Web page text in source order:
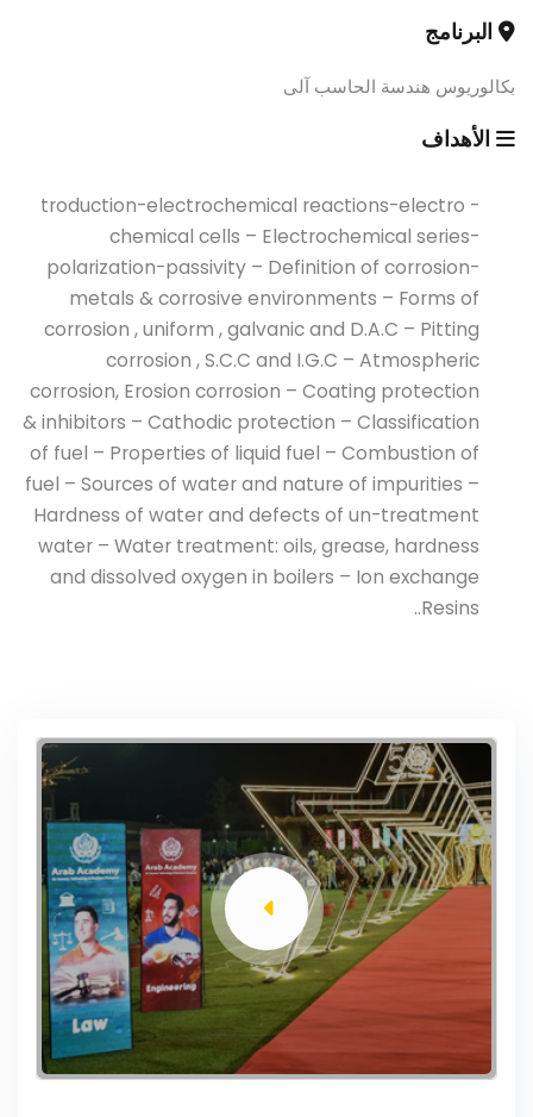
البرنامج
بكالوريوس هندسة الحاسب آلى
الأهداف
- troduction-electrochemical reactions-electro
chemical cells – Electrochemical series-
polarization-passivity – Definition of corrosion-
metals & corrosive environments – Forms of
corrosion , uniform , galvanic and D.A.C – Pitting
corrosion , S.C.C and I.G.C – Atmospheric
corrosion, Erosion corrosion – Coating protection
& inhibitors – Cathodic protection – Classification
of fuel – Properties of liquid fuel – Combustion of
fuel – Sources of water and nature of impurities –
Hardness of water and defects of un-treatment
water – Water treatment: oils, grease, hardness
and dissolved oxygen in boilers – Ion exchange
Resins..